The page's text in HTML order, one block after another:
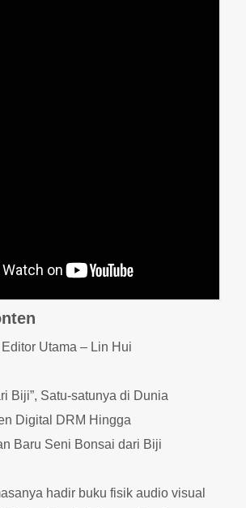
Utama – Lin Hui
Biji”, Satu-satunya di Dunia
Digital DRM Hingga
Baru Seni Bonsai dari Biji
hadir buku fisik audio visual